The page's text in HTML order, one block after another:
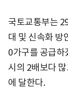
국토교통부는
대 및 신속화 방
0가구를 공급하
시의 2배보다
에 달한다.